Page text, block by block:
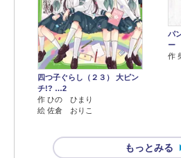
四つ子ぐらし（２３） 大ピン
チ!? …2
作 ひの ひまり
絵 佐倉 おりこ
パ
ー
作
もっとみる